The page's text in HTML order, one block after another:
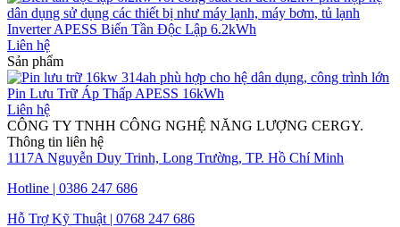
Inverter APESS Biến Tần Độc Lập 6.2kWh
Liên hệ
Sản phẩm
Pin Lưu Trữ Áp Thấp APESS 16kWh
Liên hệ
CÔNG TY TNHH CÔNG NGHỆ NĂNG LƯỢNG CERGY.
Thông tin liên hệ
1117A Nguyễn Duy Trinh, Long Trường, TP. Hồ Chí Minh
Hotline | 0386 247 686
Hỗ Trợ Kỹ Thuật | 0768 247 686